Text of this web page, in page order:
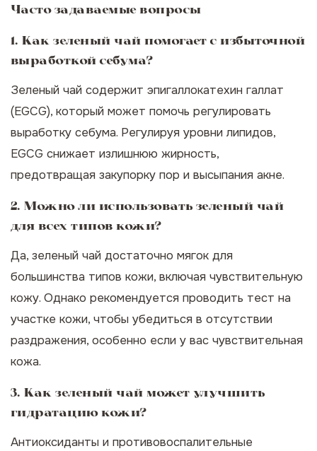
Часто задаваемые вопросы
1. Как зеленый чай помогает с избыточной
выработкой себума?
Зеленый чай содержит эпигаллокатехин галлат
(EGCG), который может помочь регулировать
выработку себума. Регулируя уровни липидов,
EGCG снижает излишнюю жирность,
предотвращая закупорку пор и высыпания акне.
2. Можно ли использовать зеленый чай
для всех типов кожи?
Да, зеленый чай достаточно мягок для
большинства типов кожи, включая чувствительную
кожу. Однако рекомендуется проводить тест на
участке кожи, чтобы убедиться в отсутствии
раздражения, особенно если у вас чувствительная
кожа.
3. Как зеленый чай может улучшить
гидратацию кожи?
Антиоксиданты и противовоспалительные